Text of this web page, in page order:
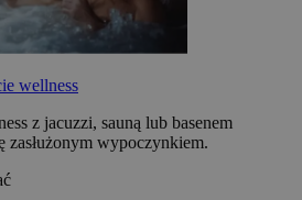
wellness
z jacuzzi, sauną lub basenem
zasłużonym wypoczynkiem.